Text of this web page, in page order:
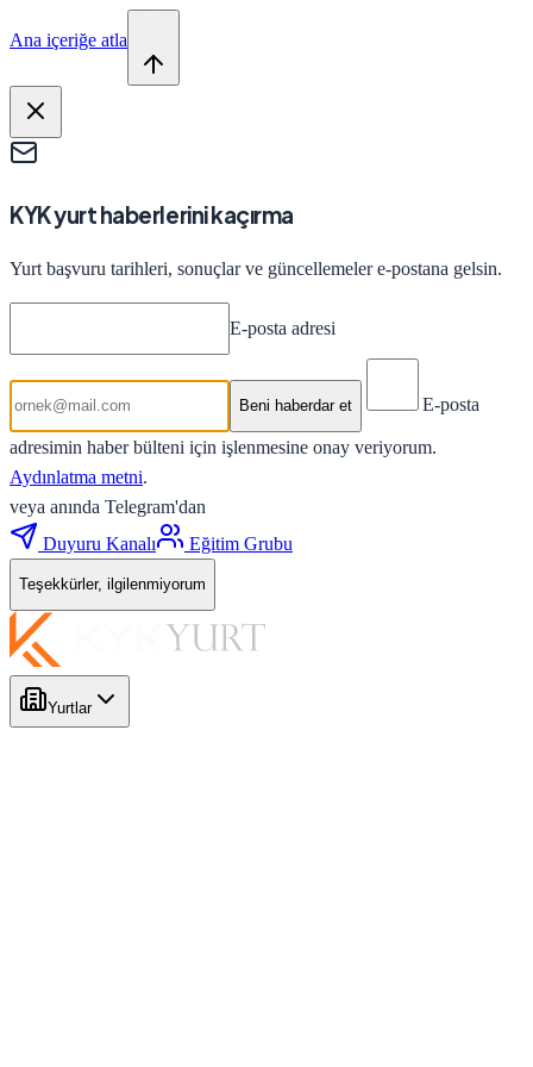
Ana içeriğe atla
KYK yurt haberlerini kaçırma
Yurt başvuru tarihleri, sonuçlar ve güncellemeler e-postana gelsin.
E-posta adresi
Beni haberdar et E-posta
adresimin haber bülteni için işlenmesine onay veriyorum.
Aydınlatma metni.
veya anında Telegram'dan
Duyuru Kanalı
Eğitim Grubu
Teşekkürler, ilgilenmiyorum
Yurtlar